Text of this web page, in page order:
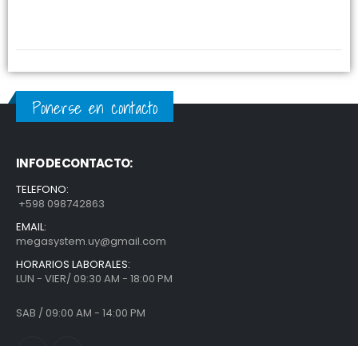
Ponerse en contacto
INFO DE CONTACTO:
TELEFONO:
+598 098742863
EMAIL:
megasystem.uy@gmail.com
HORARIOS LABORALES:
LUN - VIER/ 09:30 AM - 18:00 PM
SAB / 09:00 AM - 14:00 PM